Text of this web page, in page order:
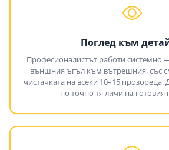
Поглед към
Професионалистът работи системно
външния ъгъл към вътрешния, със
чистачката на всеки 10–15
но точно тя личи на готовия